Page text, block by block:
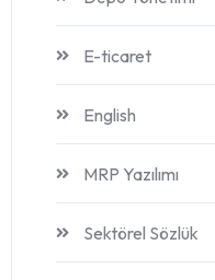
E-ticaret
English
MRP Yazılımı
Sektörel Sözlük